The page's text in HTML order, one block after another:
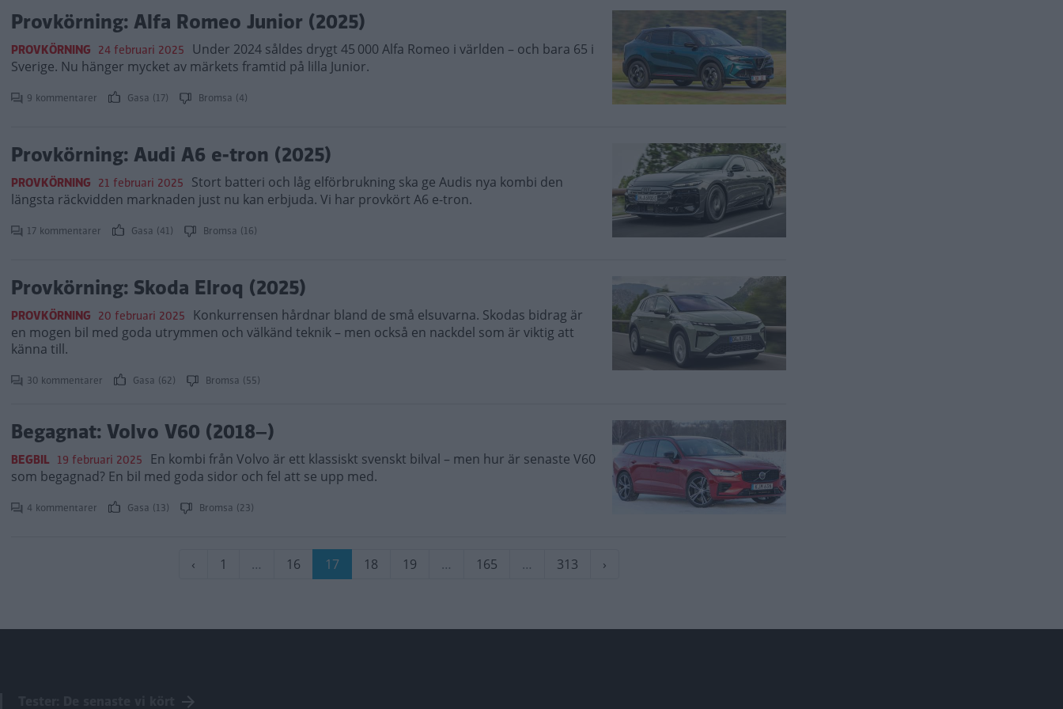
Provkörning: Alfa Romeo Junior (2025)
PROVKÖRNING 24 februari 2025 Under 2024 såldes drygt 45 000 Alfa Romeo i världen – och bara 65 i
Sverige. Nu hänger mycket av märkets framtid på lilla Junior.
9 kommentarer Gasa (17) Bromsa (4)
Provkörning: Audi A6 e-tron (2025)
PROVKÖRNING 21 februari 2025 Stort batteri och låg elförbrukning ska ge Audis nya kombi den
längsta räckvidden marknaden just nu kan erbjuda. Vi har provkört A6 e-tron.
17 kommentarer Gasa (41) Bromsa (16)
Provkörning: Skoda Elroq (2025)
PROVKÖRNING 20 februari 2025 Konkurrensen hårdnar bland de små elsuvarna. Skodas bidrag är
en mogen bil med goda utrymmen och välkänd teknik – men också en nackdel som är viktig att
känna till.
30 kommentarer Gasa (62) Bromsa (55)
Begagnat: Volvo V60 (2018–)
BEGBIL 19 februari 2025 En kombi från Volvo är ett klassiskt svenskt bilval – men hur är senaste V60
som begagnad? En bil med goda sidor och fel att se upp med.
4 kommentarer Gasa (13) Bromsa (23)
Föregående
‹ Sida
1 … Sida
16
Nuvarande
17 Sida
18 Sida
19 … Sida
165 … Sida
313
Nästa
›